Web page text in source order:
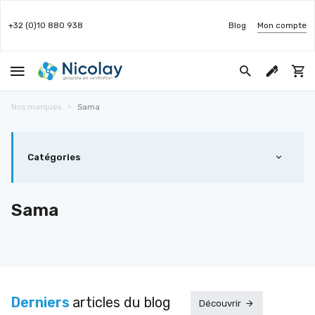
+32 (0)10 880 938 Blog Mon compte
Nos marques Sama
Catégories
Sama
Derniers articles du blog Découvrir